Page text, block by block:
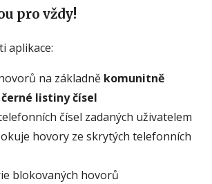
pro vždy!
aplikace:
na základně komunitně
listiny čísel
čísel zadaných uživatelem
hovory ze skrytých telefonních
blokovaných hovorů